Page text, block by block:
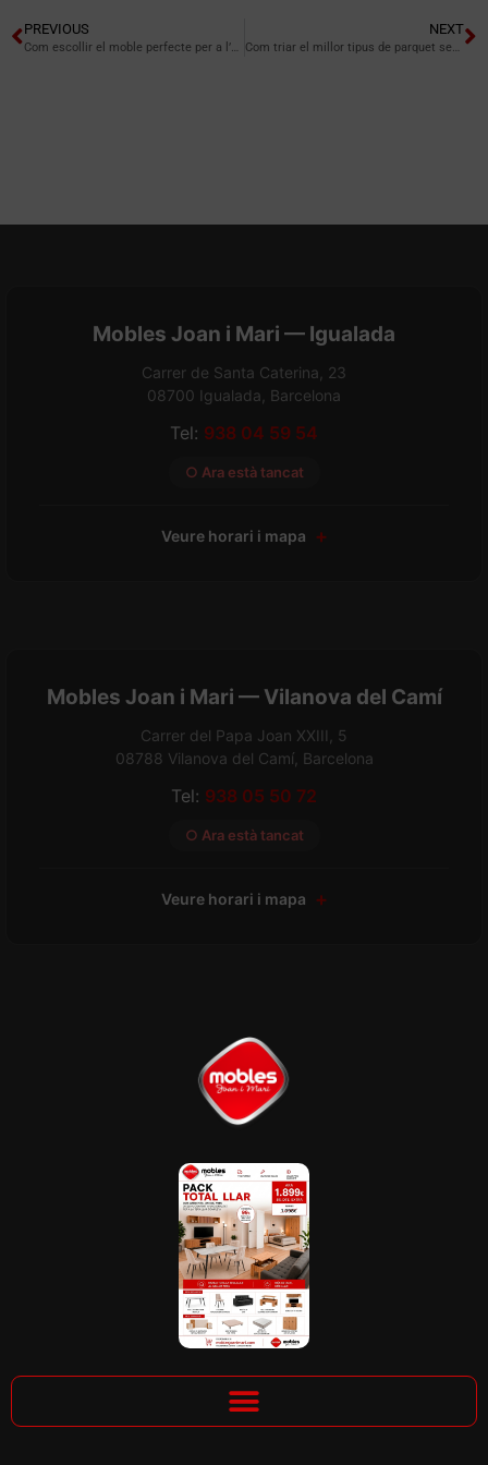
PREVIOUS
Com escollir el moble perfecte per a l’entrada de casa
NEXT
Com triar el millor tipus de parquet segons el teu estil
Mobles Joan i Mari — Igualada
Carrer de Santa Caterina, 23
08700 Igualada, Barcelona
Tel: 938 04 59 54
○ Ara està tancat
Veure horari i mapa
Mobles Joan i Mari — Vilanova del Camí
Carrer del Papa Joan XXIII, 5
08788 Vilanova del Camí, Barcelona
Tel: 938 05 50 72
○ Ara està tancat
Veure horari i mapa